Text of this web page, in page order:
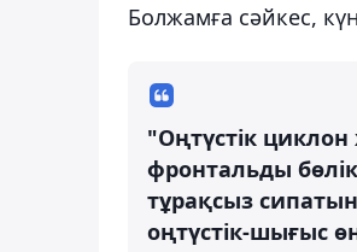
Болжамға сәйкес,
"Оңтүстік
фронтальды
тұрақсыз
оңтүстік-шығыс